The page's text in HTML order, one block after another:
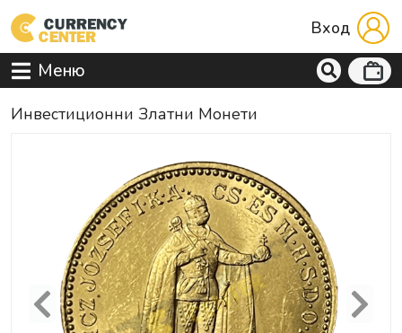
Вход
Меню
Инвестиционни Златни Монети
Previous Next